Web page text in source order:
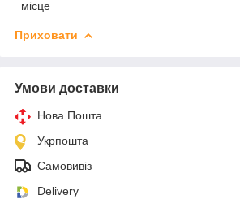
місце
Приховати
Умови доставки
Нова Пошта
Укрпошта
Самовивіз
Delivery